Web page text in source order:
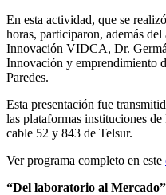
En esta actividad, que se
horas, participaron, además
Innovación VIDCA, Dr.
Innovación y emprendimiento
Paredes.
Esta presentación fue
las plataformas instituciones
cable 52 y 843 de Telsur.
Ver programa completo en este
“Del laboratorio al Mercado”